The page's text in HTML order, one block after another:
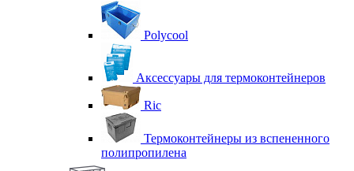
Polycool
Аксессуары для термоконтейнеров
Ric
Термоконтейнеры из вспененного
полипропилена